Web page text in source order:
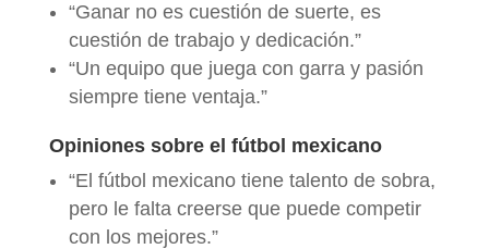
“Ganar no es cuestión de suerte, es
cuestión de trabajo y dedicación.”
“Un equipo que juega con garra y pasión
siempre tiene ventaja.”
Opiniones sobre el fútbol mexicano
“El fútbol mexicano tiene talento de sobra,
pero le falta creerse que puede competir
con los mejores.”